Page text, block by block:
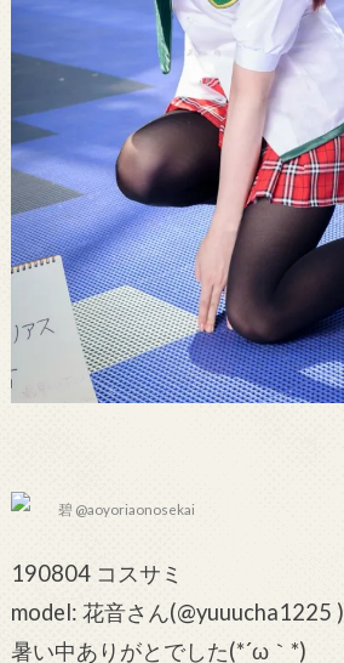
碧 @aoyoriaonosekai
190804 コスサミ
model: 花音さん(@yuuucha1225 )
暑い中ありがとでした(*´ω｀*)